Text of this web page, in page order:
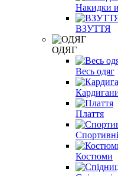
Накидки
ВЗУТТЯ
ОДЯГ
Весь одяг
Плаття
Костюми